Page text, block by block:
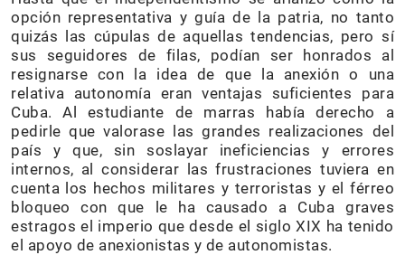
opción representativa y guía de la patria, no tanto
quizás las cúpulas de aquellas tendencias, pero sí
sus seguidores de filas, podían ser honrados al
resignarse con la idea de que la anexión o una
relativa autonomía eran ventajas suficientes para
Cuba. Al estudiante de marras había derecho a
pedirle que valorase las grandes realizaciones del
país y que, sin soslayar ineficiencias y errores
internos, al considerar las frustraciones tuviera en
cuenta los hechos militares y terroristas y el férreo
bloqueo con que le ha causado a Cuba graves
estragos el imperio que desde el siglo XIX ha tenido
el apoyo de anexionistas y de autonomistas.